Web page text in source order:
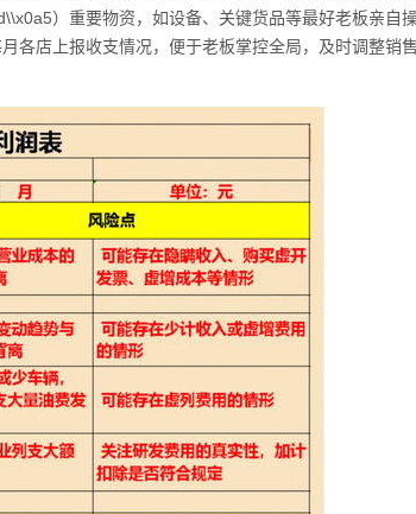
）重要物资，如设备、关键货品等最好老板亲自
各店上报收支情况，便于老板掌控全局，及时调整销